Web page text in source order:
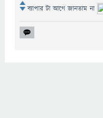
ব্যাপার টা আগে জানতাম না